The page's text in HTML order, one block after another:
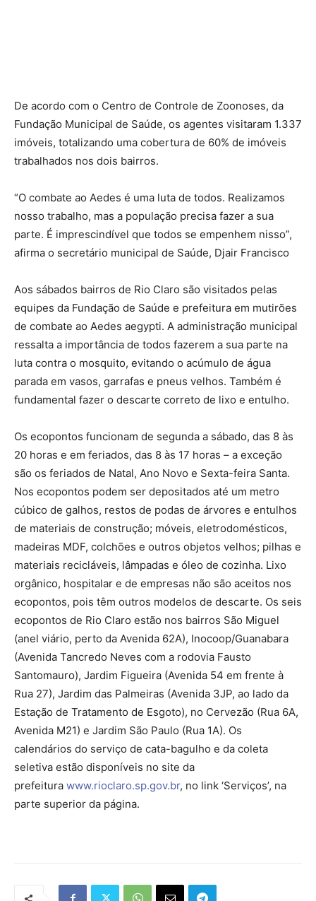
De acordo com o Centro de Controle de Zoonoses, da
Fundação Municipal de Saúde, os agentes visitaram 1.337
imóveis, totalizando uma cobertura de 60% de imóveis
trabalhados nos dois bairros.
“O combate ao Aedes é uma luta de todos. Realizamos
nosso trabalho, mas a população precisa fazer a sua
parte. É imprescindível que todos se empenhem nisso”,
afirma o secretário municipal de Saúde, Djair Francisco
Aos sábados bairros de Rio Claro são visitados pelas
equipes da Fundação de Saúde e prefeitura em mutirões
de combate ao Aedes aegypti. A administração municipal
ressalta a importância de todos fazerem a sua parte na
luta contra o mosquito, evitando o acúmulo de água
parada em vasos, garrafas e pneus velhos. Também é
fundamental fazer o descarte correto de lixo e entulho.
Os ecopontos funcionam de segunda a sábado, das 8 às
20 horas e em feriados, das 8 às 17 horas – a exceção
são os feriados de Natal, Ano Novo e Sexta-feira Santa.
Nos ecopontos podem ser depositados até um metro
cúbico de galhos, restos de podas de árvores e entulhos
de materiais de construção; móveis, eletrodomésticos,
madeiras MDF, colchões e outros objetos velhos; pilhas e
materiais recicláveis, lâmpadas e óleo de cozinha. Lixo
orgânico, hospitalar e de empresas não são aceitos nos
ecopontos, pois têm outros modelos de descarte. Os seis
ecopontos de Rio Claro estão nos bairros São Miguel
(anel viário, perto da Avenida 62A), Inocoop/Guanabara
(Avenida Tancredo Neves com a rodovia Fausto
Santomauro), Jardim Figueira (Avenida 54 em frente à
Rua 27), Jardim das Palmeiras (Avenida 3JP, ao lado da
Estação de Tratamento de Esgoto), no Cervezão (Rua 6A,
Avenida M21) e Jardim São Paulo (Rua 1A). Os
calendários do serviço de cata-bagulho e da coleta
seletiva estão disponíveis no site da
prefeitura www.rioclaro.sp.gov.br, no link ‘Serviços’, na
parte superior da página.